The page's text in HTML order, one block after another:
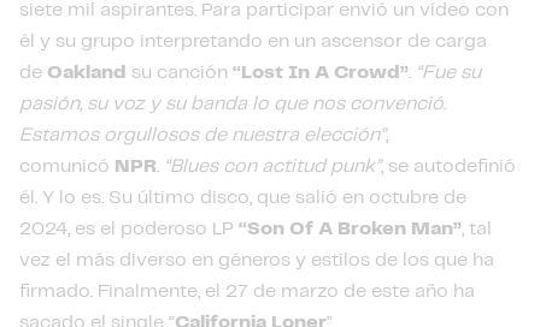
siete mil aspirantes. Para participar envió un vídeo con
él y su grupo interpretando en un ascensor de carga
de Oakland su canción “Lost In A Crowd”. “Fue su
pasión, su voz y su banda lo que nos convenció.
Estamos orgullosos de nuestra elección”,
comunicó NPR. “Blues con actitud punk”, se autodefinió
él. Y lo es. Su último disco, que salió en octubre de
2024, es el poderoso LP “Son Of A Broken Man”, tal
vez el más diverso en géneros y estilos de los que ha
firmado. Finalmente, el 27 de marzo de este año ha
sacado el single “California Loner”.